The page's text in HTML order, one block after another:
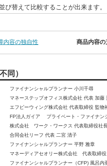
替えて比較することが出来ます。
内容の独自性 商品内容の
同）
ファイナンシャルプランナー 小川千尋
マネーステップオフィス株式会社 代表 加藤
エフピーウィング株式会社 代表取締役 監物
FP法人ガイア プライベート・ファイナン
株式会社 ワーク・ワークス 代表取締役社
合同会社リーフ 代表 二宮 清子
ファイナンシャルプランナー 平野 雅章
マネーディアセオリー株式会社 代表取締
ファイナンシャルプランナー（CFP) 風呂内